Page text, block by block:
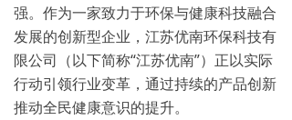
强。作为一家致力于环保与健康科技融合
发展的创新型企业，江苏优南环保科技有
限公司（以下简称“江苏优南”）正以实际
行动引领行业变革，通过持续的产品创新
推动全民健康意识的提升。